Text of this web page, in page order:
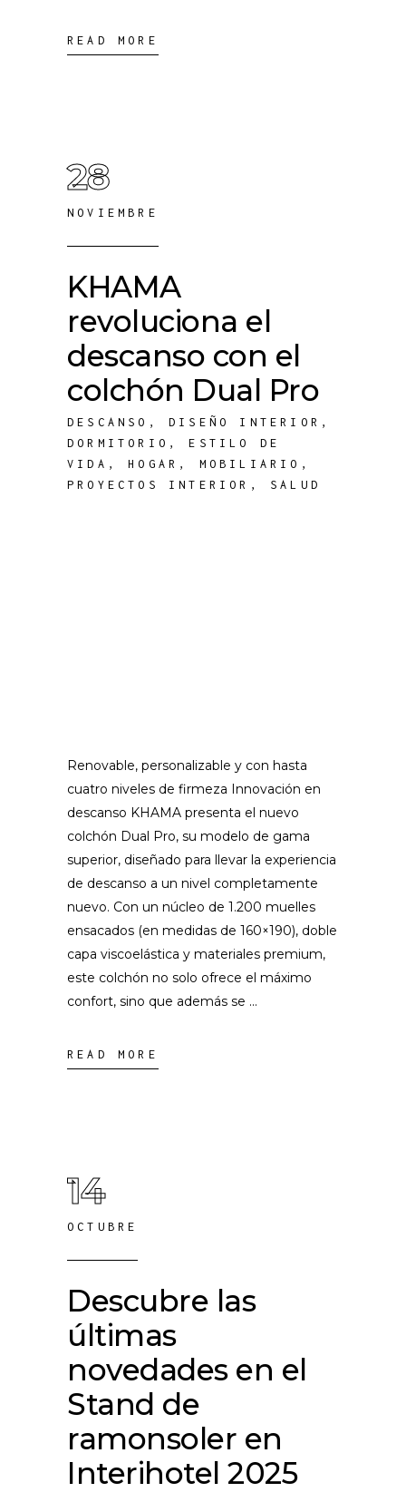
READ MORE
28
NOVIEMBRE
KHAMA
revoluciona el
descanso con el
colchón Dual Pro
DESCANSO ,DISEÑO INTERIOR ,
DORMITORIO ,ESTILO DE
VIDA ,HOGAR , MOBILIARIO ,
PROYECTOS INTERIOR , SALUD
Renovable, personalizable y con hasta
cuatro niveles de firmeza Innovación en
descanso KHAMA presenta el nuevo
colchón Dual Pro, su modelo de gama
superior, diseñado para llevar la experiencia
de descanso a un nivel completamente
nuevo. Con un núcleo de 1.200 muelles
ensacados (en medidas de 160×190), doble
capa viscoelástica y materiales premium,
este colchón no solo ofrece el máximo
confort, sino que además se
READ MORE
14
OCTUBRE
Descubre las
últimas
novedades en el
Stand de
ramonsoler en
Interihotel 2025